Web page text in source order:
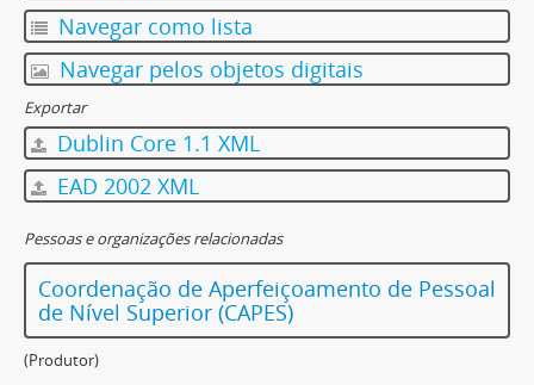
Navegar como lista
Navegar pelos objetos digitais
Exportar
Dublin Core 1.1 XML
EAD 2002 XML
Pessoas e organizações relacionadas
Coordenação de Aperfeiçoamento de Pessoal
de Nível Superior (CAPES)
(Produtor)